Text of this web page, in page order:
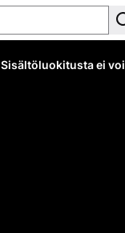
Sisältöluokitusta ei